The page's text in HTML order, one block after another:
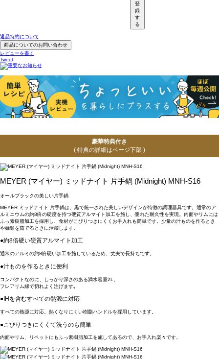
登
録
す
る
返品特約について
商品についてのお問い合わせ
レビューを書く
Tweet
豪華特典付き
( 特典の詳細はページ下部 )
MEYER (マイヤー) ミッドナイト 片手鍋 (Midnight) MNH-S16
オールブラックの美しい片手鍋
MEYER ミッドナイト 片手鍋は、黒で統一された美しいデザインが特徴の調理器具です。通常のア
ルミニウムの約8倍の硬度を持つ硬質アルマイト加工を施し、優れた耐久性を実現。内面やリムには
ふっ素樹脂加工を採用し、食材がこびりつきにくくお手入れも簡単です。少量の汁ものを作るとき
や麺類を茹でるときに活躍します。
●約8倍硬い硬質アルマイト加工
通常のアルミの約8倍硬い加工を施しているため、丈夫で長持ちです。
●汁ものを作るときに便利
コンパクトなのに、しっかり深さのある満水容量2L。
フレアリム縁で切れよく注げます｡
●IHを含むすべての熱源に対応
すべての熱源に対応。熱くなりにくい樹脂ハンドルを採用しています。
●こびりつきにくくて洗うのも簡単
内面やリム、リベットにもふっ素樹脂加工を施してあるので、お手入れ楽々です。